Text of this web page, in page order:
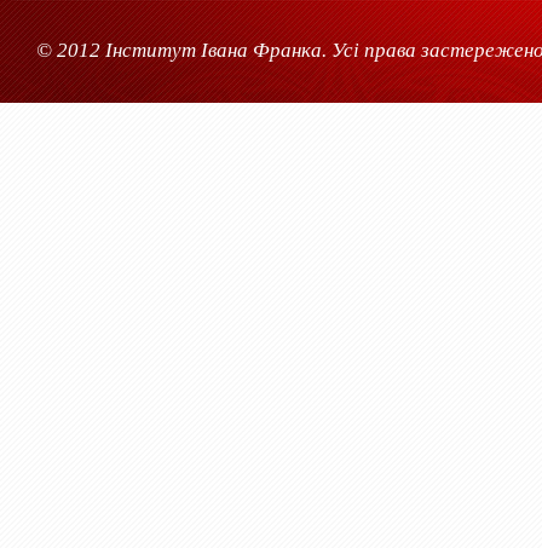
© 2012 Інститут Івана Франка. Усі права